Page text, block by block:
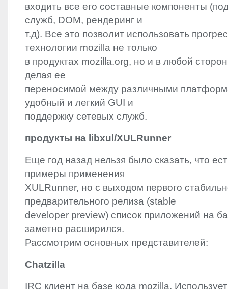
входить все его составные компоненты
служб, DOM, рендеринг и
т.д). Все это позволит использовать
технологии mozilla не только
в продуктах mozilla.org, но и в любой
делая ее
переносимой между различными
удобный и легкий GUI и
поддержку сетевых служб.
продукты на libxul/XULRunner
Еще год назад нельзя было сказать, что
примеры применения
XULRunner, но с выходом первого
предварительного релиза (stable
developer preview) список приложений на
заметно расширился.
Рассмотрим основных представителей:
Chatzilla
IRC клиент на базе кода mozilla.